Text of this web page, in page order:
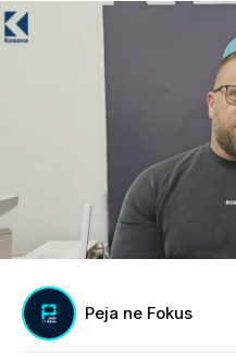
Peja ne Fokus